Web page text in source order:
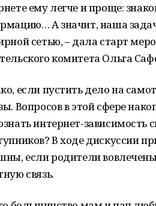
ему легче и проще:
А значит, наша
сетью, – дала старт
комитета Ольга
если пустить дело на
Вопросов в этой сфере
интернет-зависимость
В ходе дискуссии
если родители
связь.